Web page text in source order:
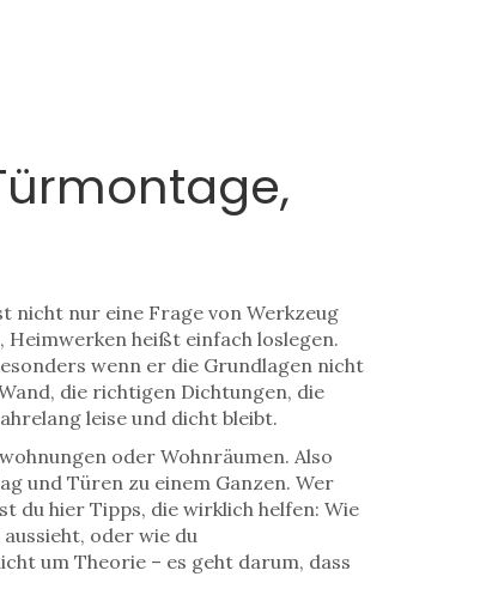
nicht nur eine Frage von Werkzeug
Heimwerken heißt einfach loslegen.
wenn er die Grundlagen nicht
die richtigen Dichtungen, die
leise und dicht bleibt.
oder Wohnräumen. Also
und Türen zu einem Ganzen. Wer
du hier Tipps, die wirklich helfen: Wie
oder wie du
um Theorie – es geht darum, dass